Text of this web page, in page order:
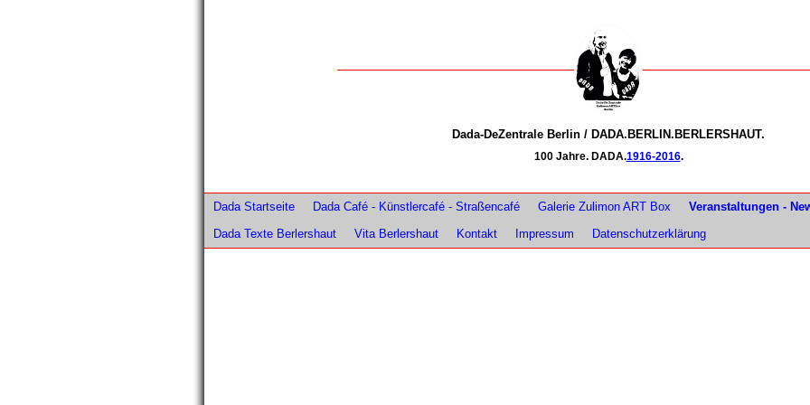
Dada-DeZentrale Berlin / DADA.BERLIN.BERLERSHAUT.
100 Jahre. DADA.1916-2016.
Dada Startseite Dada Café - Künstlercafé - Straßencafé Galerie Zulimon ART Box Veranstaltungen -
Dada Texte Berlershaut
Vita Berlershaut Kontakt Impressum Datenschutzerklärung